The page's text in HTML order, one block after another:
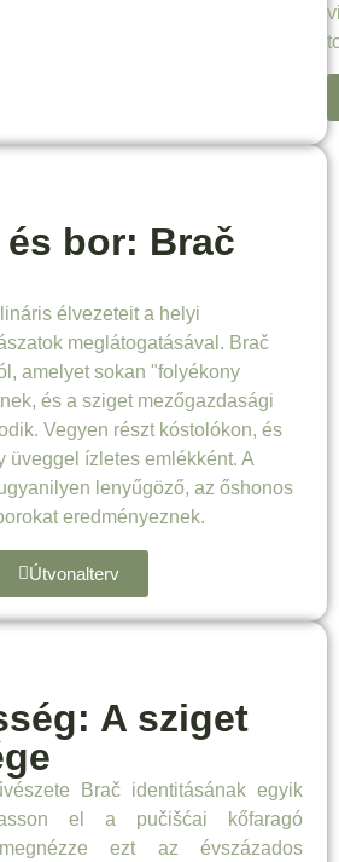
bor: Brač
élvezeteit a helyi
meglátogatásával. Brač
amelyet sokan "folyékony
és a sziget mezőgazdasági
Vegyen részt kóstolókon, és
üveggel ízletes emlékként. A
lenyűgöző, az őshonos
eredményeznek.
Útvonalterv
A sziget
Brač identitásának egyik
el a pučišćai kőfaragó
ezt az évszázados